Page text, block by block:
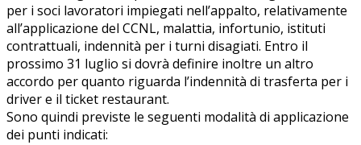
per i soci lavoratori impiegati nell’appalto, relativamente
all’applicazione del CCNL, malattia, infortunio, istituti
contrattuali, indennità per i turni disagiati. Entro il
prossimo 31 luglio si dovrà definire inoltre un altro
accordo per quanto riguarda l’indennità di trasferta per i
driver e il ticket restaurant.
Sono quindi previste le seguenti modalità di applicazione
dei punti indicati: